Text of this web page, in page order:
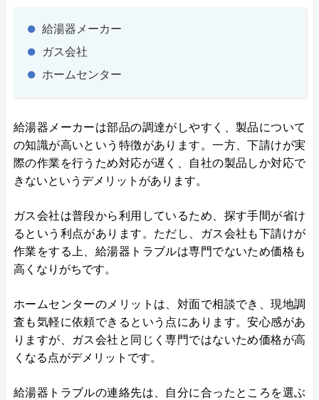
給湯器メーカー
ガス会社
ホームセンター
給湯器メーカーは部品の調達がしやすく、製品について
の知識が高いという特徴があります。一方、下請けが実
際の作業を行うため対応が遅く、自社の製品しか対応で
きないというデメリットがあります。
ガス会社は普段から利用しているため、探す手間が省け
るという利点があります。ただし、ガス会社も下請けが
作業をする上、給湯器トラブルは専門でないため価格も
高くなりがちです。
ホームセンターのメリットは、対面で相談でき、現地調
査も気軽に依頼できるという点にあります。安心感があ
りますが、ガス会社と同じく専門ではないため価格が高
くなる点がデメリットです。
給湯器トラブルの連絡先は、自分に合ったところを選ぶ